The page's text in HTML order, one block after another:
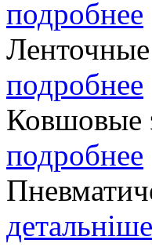
подробнее
подробнее
Ковшовые
подробнее
детальніше